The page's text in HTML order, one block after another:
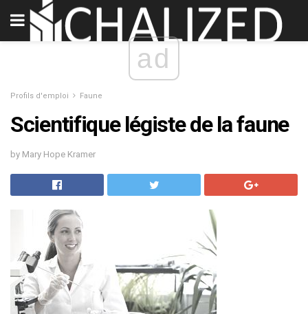
ad
Profils d'emploi Faune
Scientifique légiste de la faune
by Mary Hope Kramer